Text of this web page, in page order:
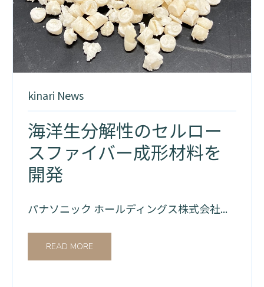
kinari News
海洋生分解性のセルロー
スファイバー成形材料を
開発
パナソニック ホールディングス株式会社...
READ MORE